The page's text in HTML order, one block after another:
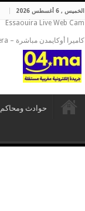
الخميس , 6 أغسطس 2026
Essaouira Live Web Cam
كاميرا أوكايمدن مباشرة – Oukaimeden Live Camera
حوادث ومحاكم